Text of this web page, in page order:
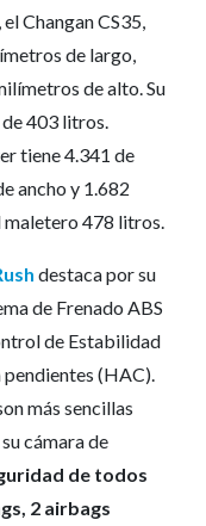
Changan CS35,
de largo,
de alto. Su
403 litros.
tiene 4.341 de
ancho y 1.682
maletero 478 litros.
destaca por su
de Frenado ABS
de Estabilidad
pendientes (HAC).
más sencillas
cámara de
de todos
2 airbags